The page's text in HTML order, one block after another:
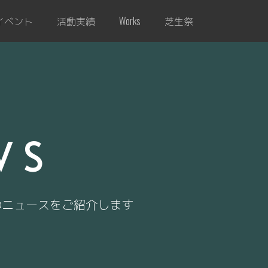
ベント 活動実績 Works 芝生祭
ュースをご紹介します